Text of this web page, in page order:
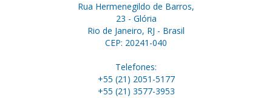
Rua Hermenegildo de Barros,
23 - Glória
Rio de Janeiro, RJ - Brasil
CEP: 20241-040
Telefones:
+55 (21) 2051-5177
+55 (21) 3577-3953